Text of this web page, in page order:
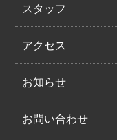
スタッフ
アクセス
お知らせ
お問い合わせ